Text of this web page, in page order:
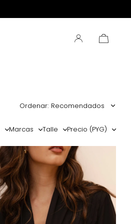
Recomendados
Marcas Talle Precio (PYG)